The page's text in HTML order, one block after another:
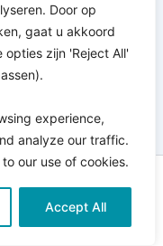
Door op
gaat u akkoord
zijn 'Reject All'
experience,
analyze our traffic.
our use of cookies.
Accept All
| in samenwerking